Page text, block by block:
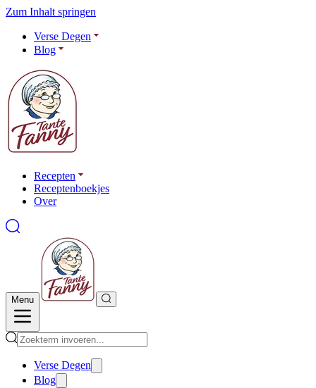
Zum Inhalt springen
Verse Degen
Blog
Recepten
Receptenboekjes
Over
Menu
Verse Degen
Blog